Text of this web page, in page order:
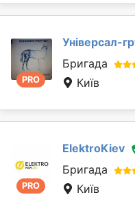
PRO
Універсал-
Бригада
Київ
PRO
ElektroKiev
Бригада
Київ